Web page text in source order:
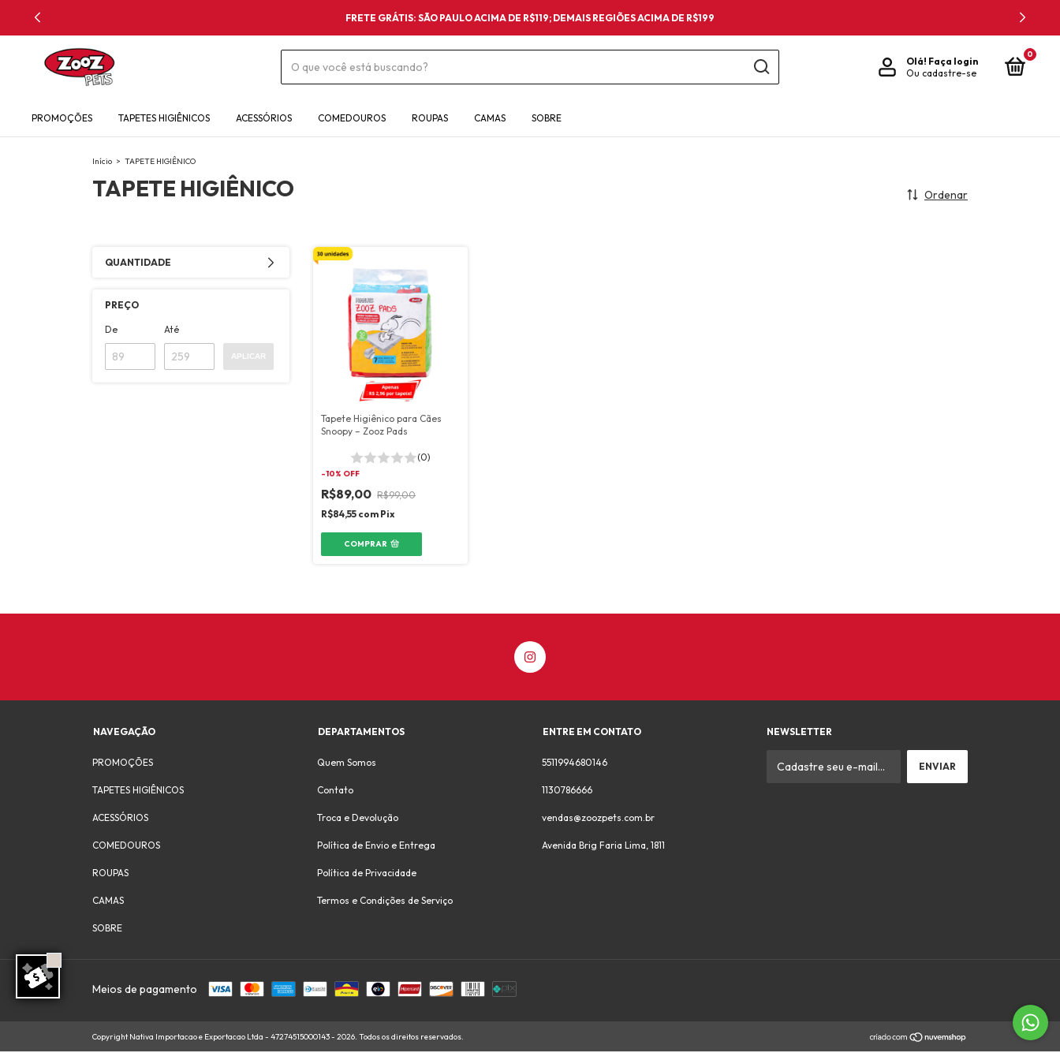
FRETE GRÁTIS: SÃO PAULO ACIMA DE R$119; DEMAIS REGIÕES ACIMA DE R$199
Olá! Faça login
Ou cadastre-se
0
PROMOÇÕES TAPETES HIGIÊNICOS ACESSÓRIOS COMEDOUROS ROUPAS CAMAS SOBRE
Início > TAPETE HIGIÊNICO
TAPETE HIGIÊNICO Ordenar
QUANTIDADE
PREÇO
De Até
APLICAR
Tapete Higiênico para Cães
Snoopy – Zooz Pads
(0)
-10% OFF
R$89,00 R$99,00
R$84,55 com Pix
COMPRAR
NAVEGAÇÃO
PROMOÇÕES
TAPETES HIGIÊNICOS
ACESSÓRIOS
COMEDOUROS
ROUPAS
CAMAS
SOBRE
DEPARTAMENTOS
Quem Somos
Contato
Troca e Devolução
Política de Envio e Entrega
Política de Privacidade
Termos e Condições de Serviço
ENTRE EM CONTATO
5511994680146
1130786666
vendas@zoozpets.com.br
Avenida Brig Faria Lima, 1811
NEWSLETTER
Meios de pagamento
Copyright Nativa Importacao e Exportacao Ltda - 47274515000143 - 2026. Todos os direitos reservados.